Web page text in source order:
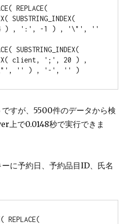
REPLACE(
SUBSTRING_INDEX(
) , ':', -1 ) , '\"', ''
SUBSTRING_INDEX(
client, ';', 20 ) ,
'' ) , '-', '' )
ですが、5500件のデータから検
上で0.0148秒で実行できま
に予約日、予約品目ID、氏名
REPLACE(